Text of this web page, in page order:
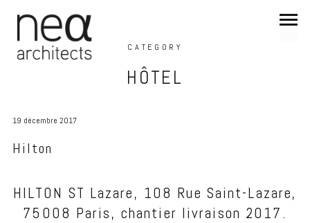
CATEGORY
HÔTEL
19 décembre 2017
Hilton
HILTON ST Lazare, 108 Rue Saint-Lazare,
75008 Paris, chantier livraison 2017.